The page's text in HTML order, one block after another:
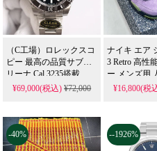
ク、ベルト、キーホル
ズにお応えします。
また、日用品や雑貨の
ービスも提供しており
様まで幅広くご利用い
KMUZAKAの特長
1、工場直販で圧倒的な
（C工場）ロレックスコ
ピー 最高の品質サブマ
リーナ Cal.3235搭載
28800振動/時 41mm ブラ
¥69,000(税込)¥72,000
ナイキ エア
3 Retro 高性
ー メンズ用 人気商品 ス
ーパーコピ
¥16,800(税
-40% --1926%